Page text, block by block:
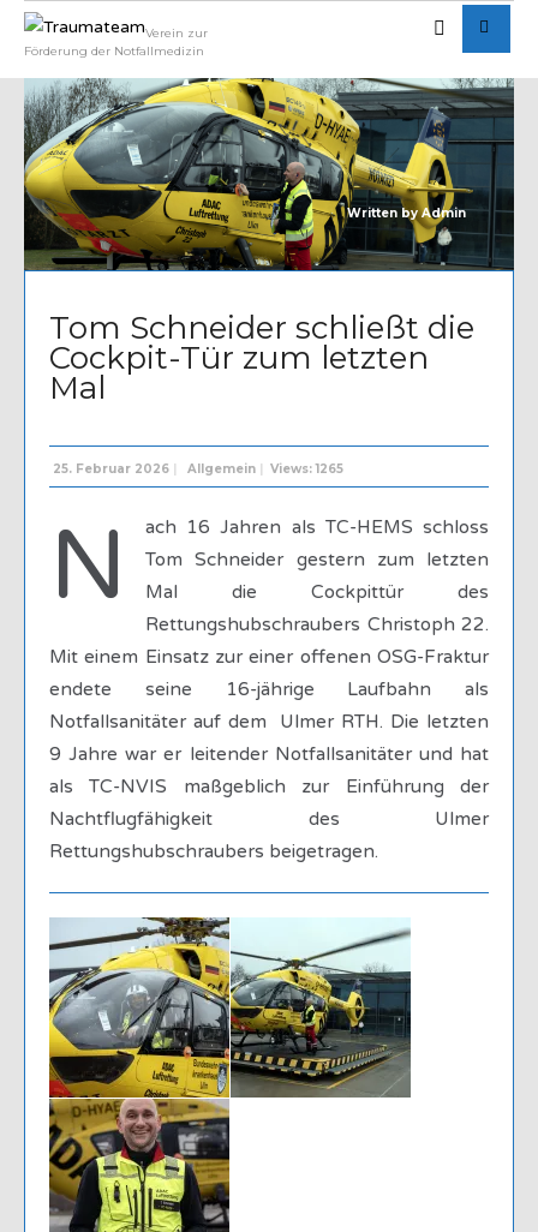
Verein zur
Förderung der Notfallmedizin
Written byAdmin
Tom Schneider schließt die
Cockpit-Tür zum letzten
Mal
25. Februar 2026 Allgemein Views: 1265
N
ach 16 Jahren als TC-HEMS schloss
Tom Schneider gestern zum letzten
Mal die Cockpittür des
Rettungshubschraubers Christoph 22.
Mit einem Einsatz zur einer offenen OSG-Fraktur
endete seine 16-jährige Laufbahn als
Notfallsanitäter auf dem Ulmer RTH. Die letzten
9 Jahre war er leitender Notfallsanitäter und hat
als TC-NVIS maßgeblich zur Einführung der
Nachtflugfähigkeit des Ulmer
Rettungshubschraubers beigetragen.